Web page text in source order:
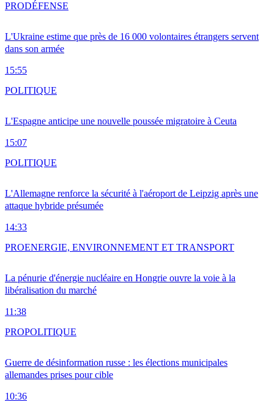
L'Ukraine estime que près de 16 000 volontaires étrangers servent
dans son armée
15:55
PRODÉFENSE
L'Espagne anticipe une nouvelle poussée migratoire à Ceuta
15:07
POLITIQUE
L'Allemagne renforce la sécurité à l'aéroport de Leipzig après une
attaque hybride présumée
14:33
POLITIQUE
La pénurie d'énergie nucléaire en Hongrie ouvre la voie à la
libéralisation du marché
11:38
PROENERGIE, ENVIRONNEMENT ET TRANSPORT
Guerre de désinformation russe : les élections municipales
allemandes prises pour cible
10:36
PROPOLITIQUE